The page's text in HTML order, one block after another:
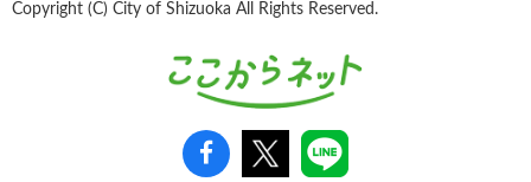
Copyright (C) City of Shizuoka All Rights Reserved.